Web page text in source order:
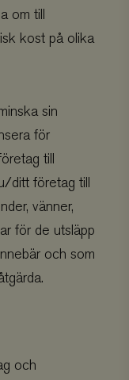
om till
kost på olika
sin
för
till
ditt företag till
vänner,
för de utsläpp
och som
och